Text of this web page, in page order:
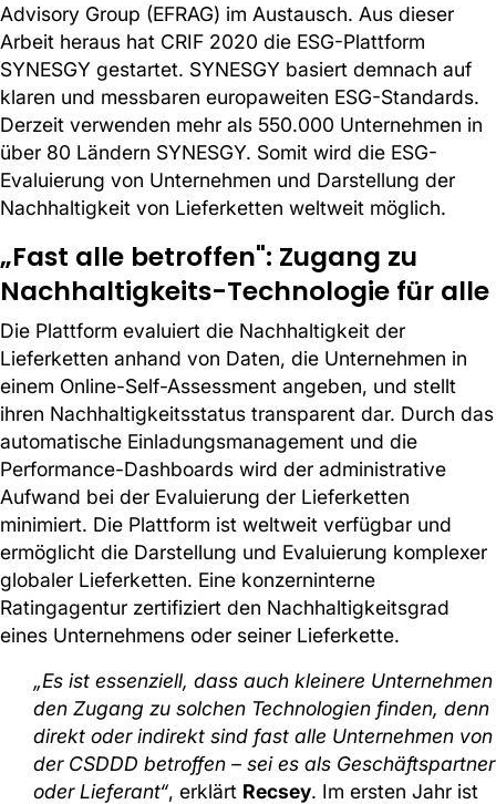
Advisory Group (EFRAG) im Austausch. Aus dieser
Arbeit heraus hat CRIF 2020 die ESG-Plattform
SYNESGY gestartet. SYNESGY basiert demnach auf
klaren und messbaren europaweiten ESG-Standards.
Derzeit verwenden mehr als 550.000 Unternehmen in
über 80 Ländern SYNESGY. Somit wird die ESG-
Evaluierung von Unternehmen und Darstellung der
Nachhaltigkeit von Lieferketten weltweit möglich.
„Fast alle betroffen": Zugang zu
Nachhaltigkeits-Technologie für alle
Die Plattform evaluiert die Nachhaltigkeit der
Lieferketten anhand von Daten, die Unternehmen in
einem Online-Self-Assessment angeben, und stellt
ihren Nachhaltigkeitsstatus transparent dar. Durch das
automatische Einladungsmanagement und die
Performance-Dashboards wird der administrative
Aufwand bei der Evaluierung der Lieferketten
minimiert. Die Plattform ist weltweit verfügbar und
ermöglicht die Darstellung und Evaluierung komplexer
globaler Lieferketten. Eine konzerninterne
Ratingagentur zertifiziert den Nachhaltigkeitsgrad
eines Unternehmens oder seiner Lieferkette.
„Es ist essenziell, dass auch kleinere Unternehmen
den Zugang zu solchen Technologien finden, denn
direkt oder indirekt sind fast alle Unternehmen von
der CSDDD betroffen – sei es als Geschäftspartner
oder Lieferant“, erklärt Recsey. Im ersten Jahr ist